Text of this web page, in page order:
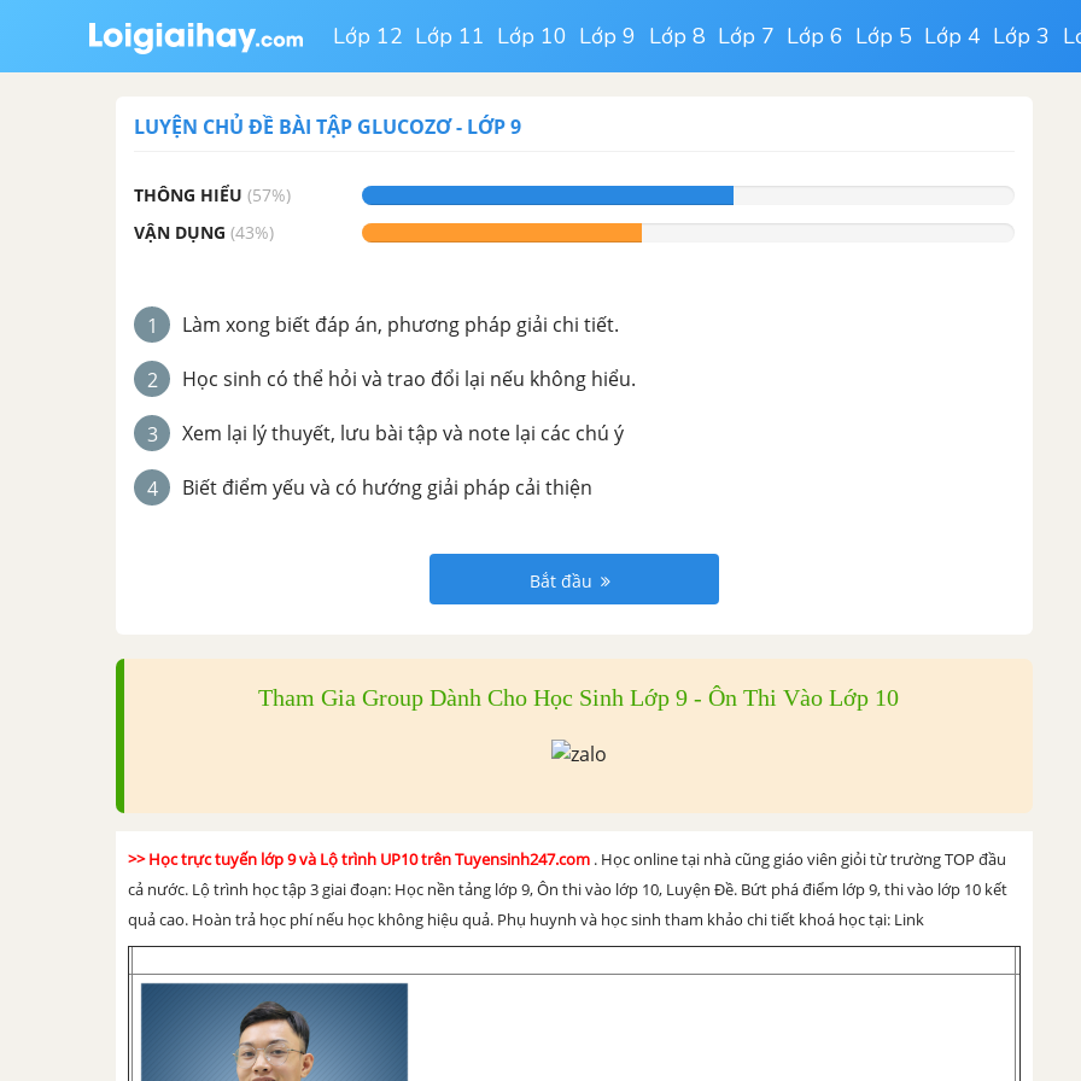
Lớp 12 Lớp 11 Lớp 10 Lớp 9 Lớp 8 Lớp 7 Lớp 6 Lớp 5 Lớp 4 Lớp 3
LUYỆN CHỦ ĐỀ BÀI TẬP GLUCOZƠ- LỚP 9
THÔNG HIỂU (57%)
VẬN DỤNG (43%)
1 Làm xong biết đáp án, phương pháp giải chi tiết.
2 Học sinh có thể hỏi và trao đổi lại nếu không hiểu.
3 Xem lại lý thuyết, lưu bài tập và note lại các chú ý
4 Biết điểm yếu và có hướng giải pháp cải thiện
Bắt đầu
Tham Gia Group Dành Cho Học Sinh Lớp 9 - Ôn Thi Vào Lớp 10
>> Học trực tuyến lớp 9 và Lộ trình UP10 trên Tuyensinh247.com . Học online tại nhà cũng giáo viên giỏi từ trường TOP đầu
cả nước. Lộ trình học tập 3 giai đoạn: Học nền tảng lớp 9, Ôn thi vào lớp 10, Luyện Đề. Bứt phá điểm lớp 9, thi vào lớp 10 kết
quả cao. Hoàn trả học phí nếu học không hiệu quả. Phụ huynh và học sinh tham khảo chi tiết khoá học tại: Link